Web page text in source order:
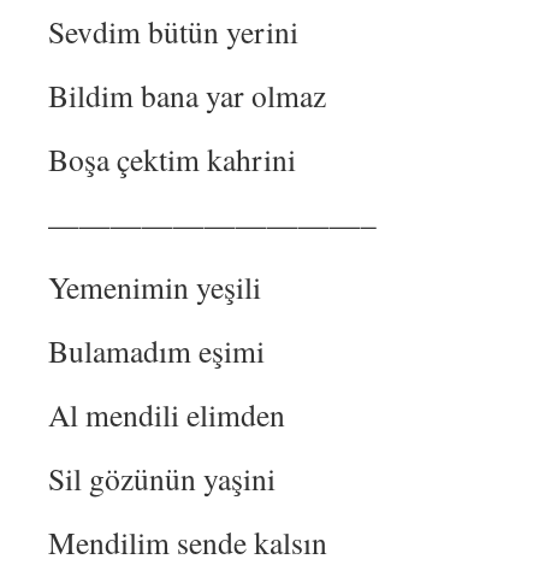
Sevdim bütün yerini
Bildim bana yar olmaz
Boşa çektim kahrini
——————————–
Yemenimin yeşili
Bulamadım eşimi
Al mendili elimden
Sil gözünün yaşini
Mendilim sende kalsın